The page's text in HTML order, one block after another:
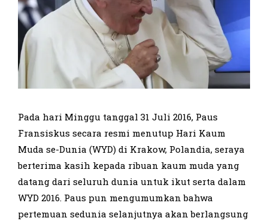
Pada hari Minggu tanggal 31 Juli 2016, Paus
Fransiskus secara resmi menutup Hari Kaum
Muda se-Dunia (WYD) di Krakow, Polandia, seraya
berterima kasih kepada ribuan kaum muda yang
datang dari seluruh dunia untuk ikut serta dalam
WYD 2016. Paus pun mengumumkan bahwa
pertemuan sedunia selanjutnya akan berlangsung